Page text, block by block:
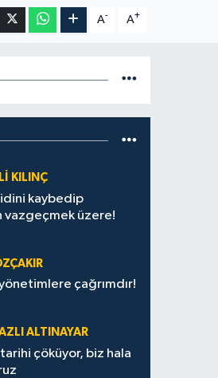
A- A+
KILINÇ
kaybedip
vazgeçmek üzere!
çağrımdır!
ALTINAYAR
çöküyor, biz hala